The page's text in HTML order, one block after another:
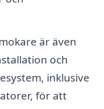
är även
och
inklusive
för att